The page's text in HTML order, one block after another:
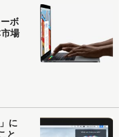
ボ
場
に
と